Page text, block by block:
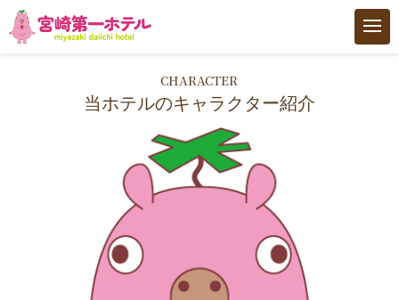
男性専用大浴場 サウナMIYAZAKI
女性専用SPA SAKURA SPA
CHARACTER
当ホテルのキャラクター紹介